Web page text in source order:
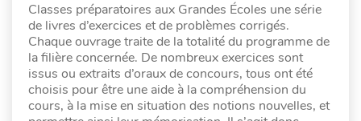
Classes préparatoires aux Grandes Écoles une série
de livres d’exercices et de problèmes corrigés.
Chaque ouvrage traite de la totalité du programme de
la filière concernée. De nombreux exercices sont
issus ou extraits d’oraux de concours, tous ont été
choisis pour être une aide à la compréhension du
cours, à la mise en situation des notions nouvelles, et